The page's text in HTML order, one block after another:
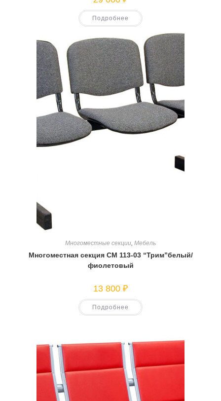
Подробнее
Многоместные секции Мебель
Многоместная секция СМ 113-03 “Трим”белый/
фиолетовый
13 800 ₽
Подробнее